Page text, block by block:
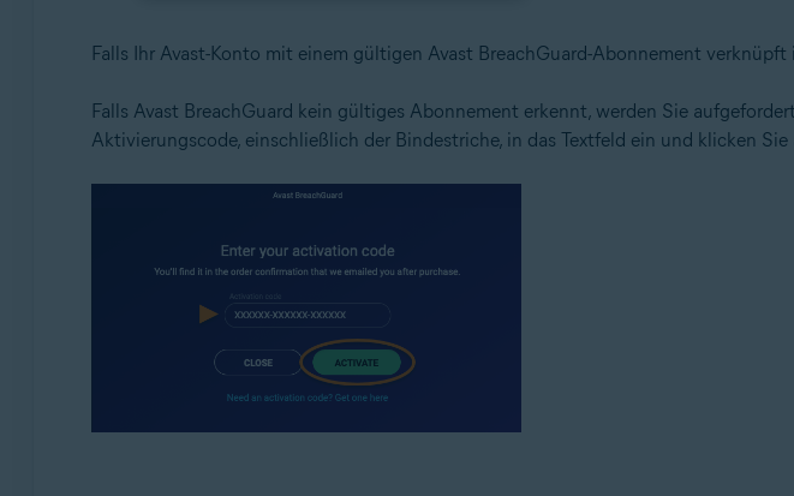
Falls Ihr Avast-Konto mit einem gültigen Avast BreachGuard-Abonnement
Falls Avast BreachGuard kein gültiges Abonnement erkennt, werden Sie
Aktivierungscode, einschließlich der Bindestriche, in das Textfeld ein und klicken Sie